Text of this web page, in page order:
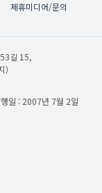
제휴미디어/문의
길 15,
)
일 : 2007년 7월 2일